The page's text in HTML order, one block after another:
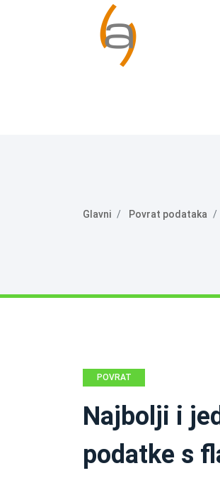
Glavni Povrat podataka
POVRAT
Najbolji i
podatke s